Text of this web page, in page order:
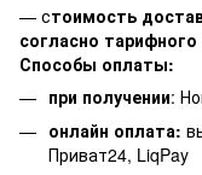
— стоимость
согласно
Способы оплаты:
при получении:
онлайн оплата:
Приват24, LiqPay